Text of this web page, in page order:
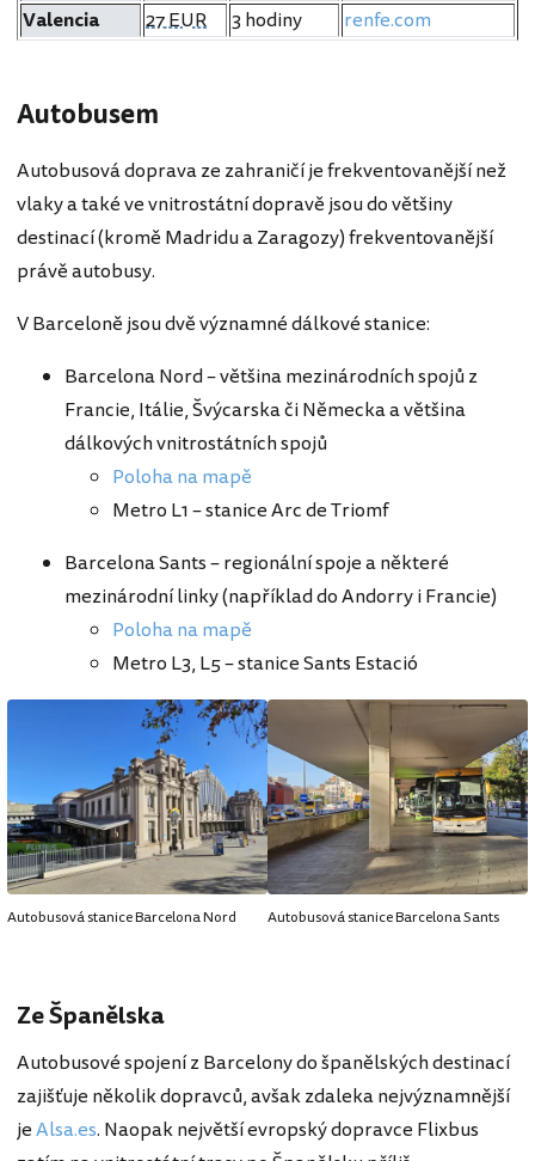
Valencia
27 EUR 3 hodiny renfe.com
Autobusem
Autobusová doprava ze zahraničí je frekventovanější než
vlaky a také ve vnitrostátní dopravě jsou do většiny
destinací (kromě Madridu a Zaragozy) frekventovanější
právě autobusy.
V Barceloně jsou dvě významné dálkové stanice:
Barcelona Nord – většina mezinárodních spojů z
Francie, Itálie, Švýcarska či Německa a většina
dálkových vnitrostátních spojů
Poloha na mapě
Metro L1 – stanice Arc de Triomf
Barcelona Sants – regionální spoje a některé
mezinárodní linky (například do Andorry i Francie)
Poloha na mapě
Metro L3, L5 – stanice Sants Estació
Autobusová stanice Barcelona Nord Autobusová stanice Barcelona Sants
Ze Španělska
Autobusové spojení z Barcelony do španělských destinací
zajišťuje několik dopravců, avšak zdaleka nejvýznamnější
jeAlsa.es. Naopak největší evropský dopravce Flixbus